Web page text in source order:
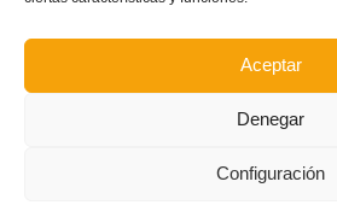
Aceptar
Denegar
Configuración